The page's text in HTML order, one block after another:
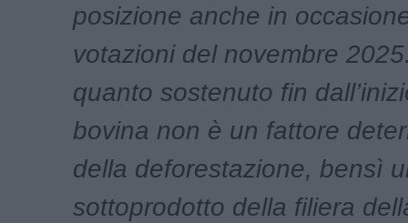
posizione anche in
votazioni del novembre
quanto sostenuto fin
bovina non è un fattore
della deforestazione, bensì
sottoprodotto della filiera